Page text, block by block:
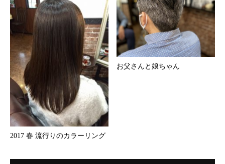
2017 春 流行りのカラーリング
お父さんと娘ちゃん